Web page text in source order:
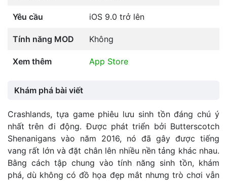
Yêu cầu iOS 9.0 trở lên
Tính năng MOD Không
Xem thêm App Store
Khám phá bài viết
Crashlands, tựa game phiêu lưu sinh tồn đáng chú ý
nhất trên đi động. Được phát triển bởi Butterscotch
Shenanigans vào năm 2016, nó đã gây được tiếng
vang rất lớn và đặt chân lên nhiều nền tảng khác nhau.
Bằng cách tập chung vào tính năng sinh tồn, khám
phá, dù không có đồ họa đẹp mắt nhưng trò chơi vẫn